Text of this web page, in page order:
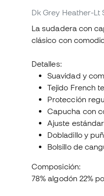
Dk Grey Heather-Lt
La sudadera con
clásico con
Detalles:
Suavidad y
Tejido French
Protección
Capucha con
Ajuste
Dobladillo y
Bolsillo de
Composición:
78% algodón 22%